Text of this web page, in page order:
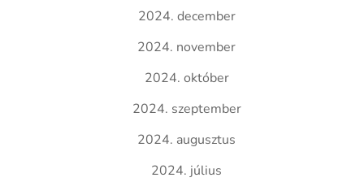
2024. december
2024. november
2024. október
2024. szeptember
2024. augusztus
2024. július